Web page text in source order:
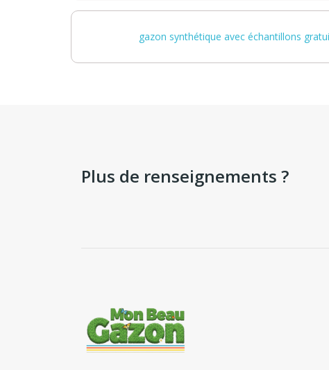
gazon synthétique avec échantillons
Plus de renseignements ?